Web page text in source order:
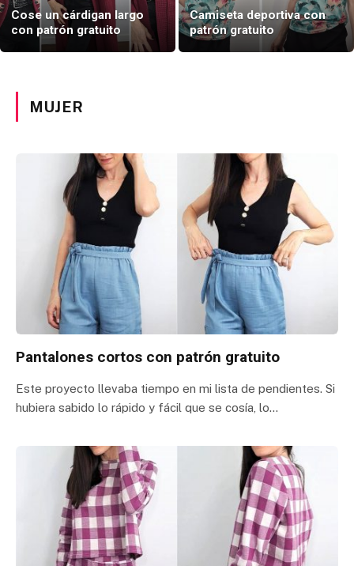
Cose un cárdigan largo
con patrón gratuito
Camiseta deportiva con
patrón gratuito
MUJER
Pantalones cortos con patrón gratuito
Este proyecto llevaba tiempo en mi lista de pendientes. Si
hubiera sabido lo rápido y fácil que se cosía, lo…